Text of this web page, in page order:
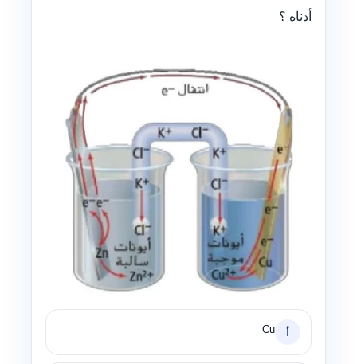
أدناه ؟
Cu